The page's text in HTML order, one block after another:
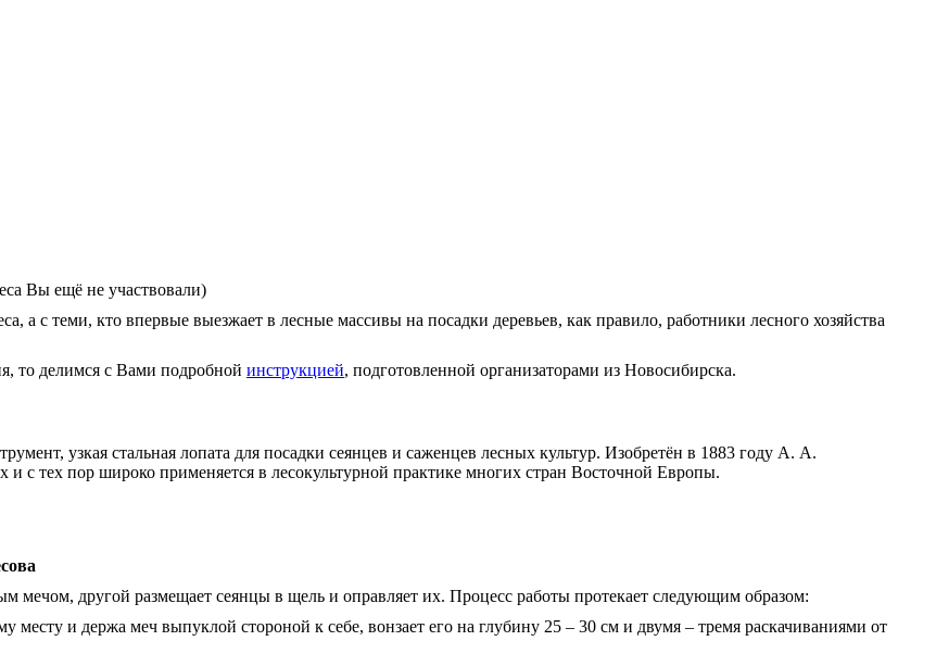
Вы ещё не участвовали)
с теми, кто впервые выезжает в лесные массивы на посадки деревьев, как правило, работники лесного хозяйства
то делимся с Вами подробной инструкцией, подготовленной организаторами из Новосибирска.
узкая стальная лопата для посадки сеянцев и саженцев лесных культур. Изобретён в 1883 году А. А.
с тех пор широко применяется в лесокультурной практике многих стран Восточной Европы.
мечом, другой размещает сеянцы в щель и оправляет их. Процесс работы протекает следующим образом:
и держа меч выпуклой стороной к себе, вонзает его на глубину 25 – 30 см и двумя – тремя раскачиваниями от